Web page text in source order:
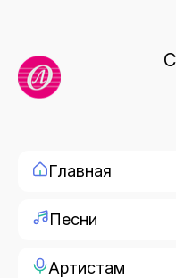
Главная
Песни
Артистам